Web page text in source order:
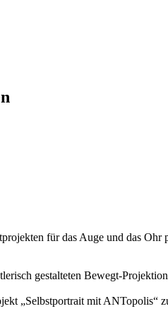
für das Auge und das Ohr
gestalteten Bewegt-
„Selbstportrait mit